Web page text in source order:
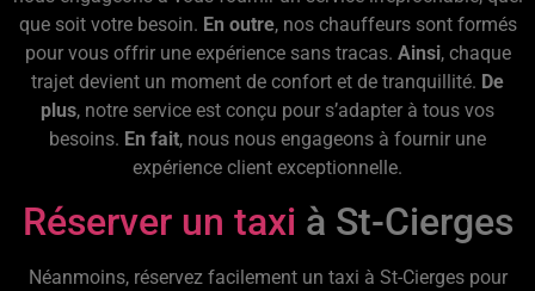
que soit votre besoin. En outre, nos chauffeurs sont formés
pour vous offrir une expérience sans tracas. Ainsi, chaque
trajet devient un moment de confort et de tranquillité. De
plus, notre service est conçu pour s’adapter à tous vos
besoins. En fait, nous nous engageons à fournir une
expérience client exceptionnelle.
Réserver un taxi à St-Cierges
Néanmoins, réservez facilement un taxi à St-Cierges pour